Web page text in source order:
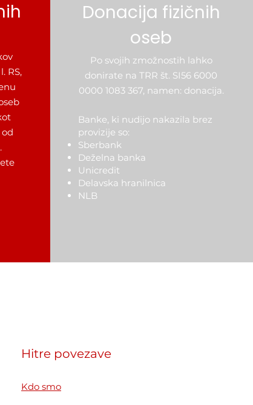
RS,
od
Donacija fizičnih
oseb
Po svojih zmožnostih lahko
donirate na TRR št. SI56 6000
0000 1083 367, namen: donacija.
Banke, ki nudijo nakazila brez
provizije so:
Sberbank
Deželna banka
Unicredit
Delavska hranilnica
NLB
Hitre povezave
Kdo smo